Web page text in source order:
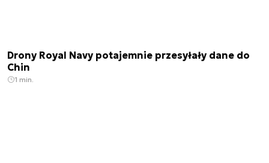
Drony Royal Navy potajemnie przesyłały dane do
Chin
1 min.